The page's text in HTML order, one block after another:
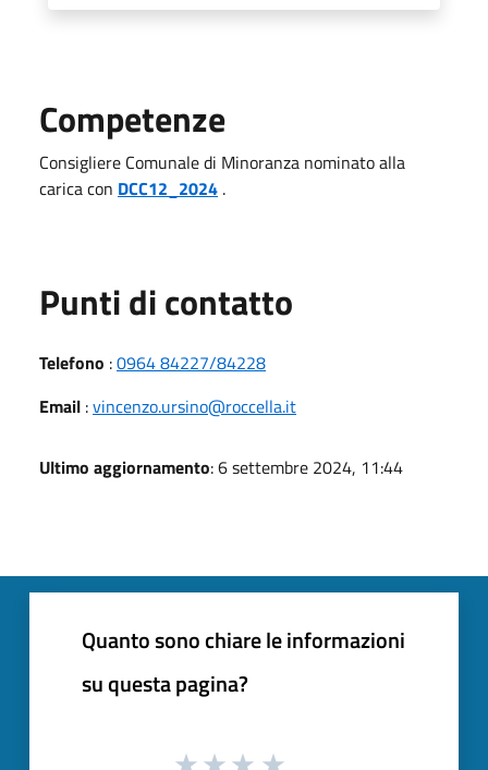
Competenze
Consigliere Comunale di Minoranza nominato alla
carica con DCC12_2024 .
Punti di contatto
Telefono :0964 84227/84228
Email :vincenzo.ursino@roccella.it
Ultimo aggiornamento: 6 settembre 2024, 11:44
Quanto sono chiare le informazioni
su questa pagina?